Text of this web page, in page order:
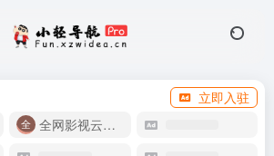
立即入驻
全网影视云盘资源